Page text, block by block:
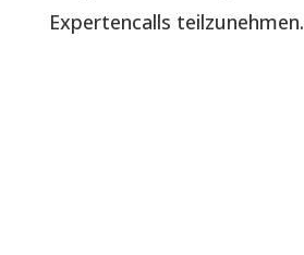
Expertencalls teilzunehmen.